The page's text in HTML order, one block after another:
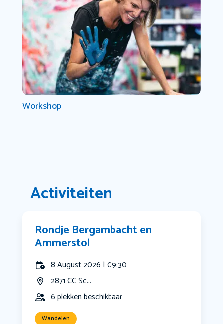
Workshop
Activiteiten
Rondje Bergambacht en
Ammerstol
8 August 2026 | 09:30
2871 CC Sc...
6 plekken beschikbaar
Wandelen